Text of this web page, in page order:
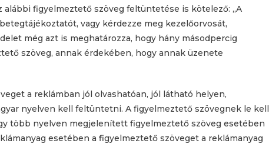
figyelmeztető szöveg feltüntetése is kötelező: „A
vagy kérdezze meg kezelőorvosát,
még azt is meghatározza, hogy hány másodpercig
szöveg, annak érdekében, hogy annak üzenete
a reklámban jól olvashatóan, jól látható helyen,
nyelven kell feltüntetni. A figyelmeztető szövegnek le kell
több nyelven megjelenített figyelmeztető szöveg esetében
esetében a figyelmeztető szöveget a reklámanyag